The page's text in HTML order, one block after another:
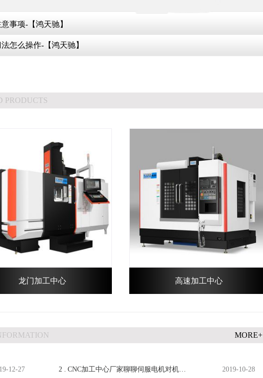
事项-【鸿天驰】
怎么操作-【鸿天驰】
PRODUCTS
龙门加工中心 高速加工中心
MORE+
12-27 2 . CNC加工中心厂家聊聊伺服电机对机床 2019-10-28